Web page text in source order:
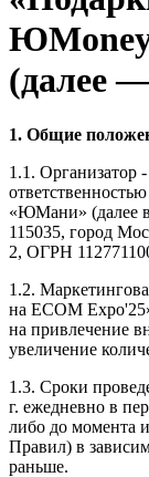
ЮMoney
(далее
1. Общие
1.1. Организатор
«ЮМани» (далее
115035, город
2, ОГРН
1.2.
на ECOM
на привлечение
увеличение
1.3. Сроки
г. ежедневно в
либо до момента
Правил) в
раньше.